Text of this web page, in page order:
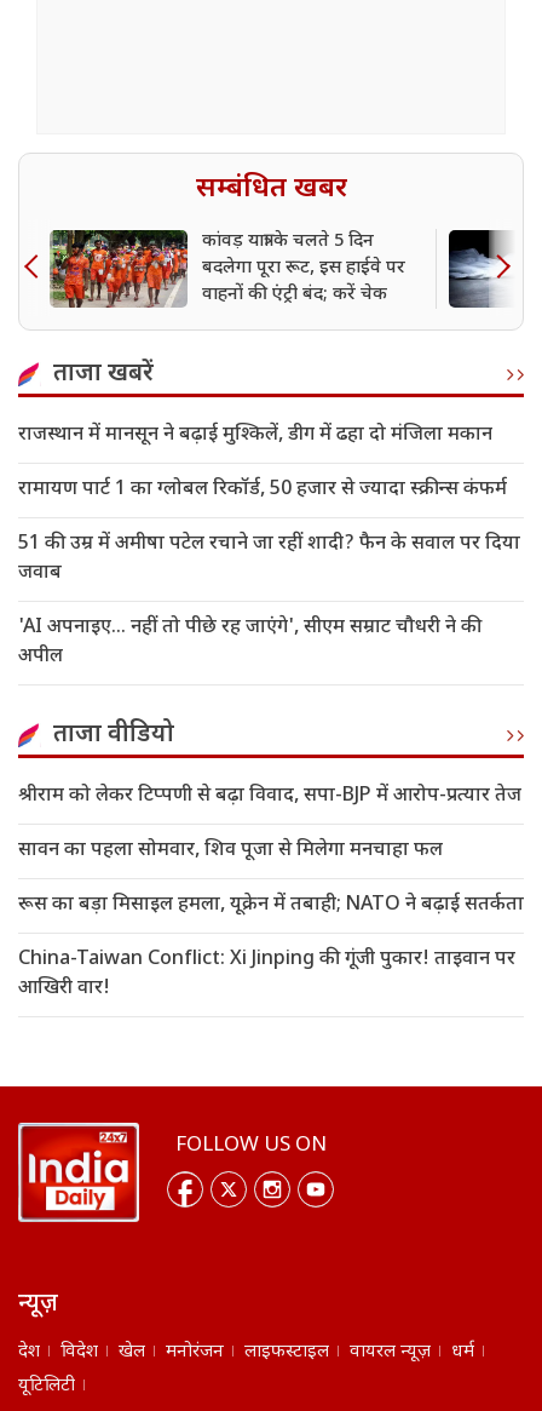
सम्बंधित खबर
कांवड़ यात्रा के चलते 5 दिन
बदलेगा पूरा रूट, इस हाईवे पर
वाहनों की एंट्री बंद; करें चेक
ताजा खबरें
राजस्थान में मानसून ने बढ़ाई मुश्किलें, डीग में ढहा दो मंजिला मकान
रामायण पार्ट 1 का ग्लोबल रिकॉर्ड, 50 हजार से ज्यादा स्क्रीन्स कंफर्म
51 की उम्र में अमीषा पटेल रचाने जा रहीं शादी? फैन के सवाल पर दिया
जवाब
'AI अपनाइए... नहीं तो पीछे रह जाएंगे', सीएम सम्राट चौधरी ने की
अपील
ताजा वीडियो
श्रीराम को लेकर टिप्पणी से बढ़ा विवाद, सपा-BJP में आरोप-प्रत्यार तेज
सावन का पहला सोमवार, शिव पूजा से मिलेगा मनचाहा फल
रूस का बड़ा मिसाइल हमला, यूक्रेन में तबाही; NATO ने बढ़ाई सतर्कता
China-Taiwan Conflict: Xi Jinping की गूंजी पुकार! ताइवान पर
आखिरी वार!
FOLLOW US ON
न्यूज़
देश विदेश खेल मनोरंजन लाइफस्टाइल वायरल न्यूज़
धर्म
यूटिलिटी